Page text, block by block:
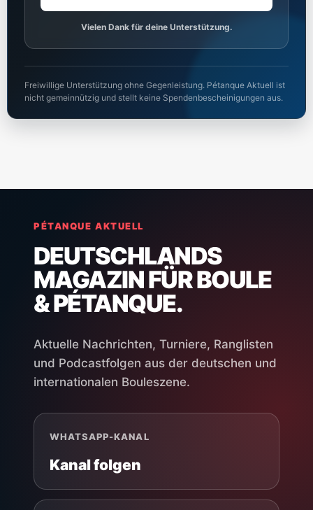
Vielen Dank für deine Unterstützung.
Freiwillige Unterstützung ohne Gegenleistung. Pétanque Aktuell ist
nicht gemeinnützig und stellt keine Spendenbescheinigungen aus.
PÉTANQUE AKTUELL
DEUTSCHLANDS
MAGAZIN FÜR BOULE
& PÉTANQUE.
Aktuelle Nachrichten, Turniere, Ranglisten
und Podcastfolgen aus der deutschen und
internationalen Bouleszene.
WHATSAPP-KANAL
Kanal folgen